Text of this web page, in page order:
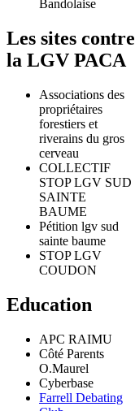
Bandolaise
Les sites contre
la LGV PACA
Associations des
propriétaires
forestiers et
riverains du gros
cerveau
COLLECTIF
STOP LGV SUD
SAINTE
BAUME
Pétition lgv sud
sainte baume
STOP LGV
COUDON
Education
APC RAIMU
Côté Parents
O.Maurel
Cyberbase
Farrell Debating